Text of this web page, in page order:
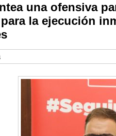
una ofensiva
la ejecución